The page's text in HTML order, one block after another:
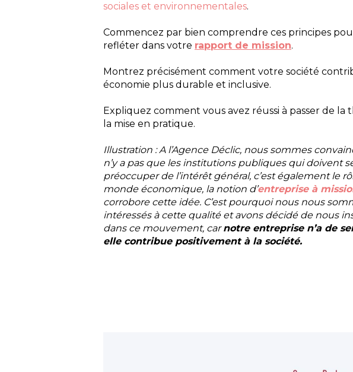
sociales et environnementales.
Commencez par bien comprendre ces principes
refléter dans votre rapport de mission.
Montrez précisément comment votre société
économie plus durable et inclusive.
Expliquez comment vous avez réussi à passer de la
la mise en pratique.
Illustration :A l’Agence Déclic, nous sommes
n’y a pas que les institutions publiques qui doivent
préoccuper de l’intérêt général, c’est également le
monde économique, la notion d’entreprise à
corrobore cette idée. C’est pourquoi nous nous
intéressés à cette qualité et avons décidé de nous
dans ce mouvement, carnotre entreprise n’a de
elle contribue positivement à la société.